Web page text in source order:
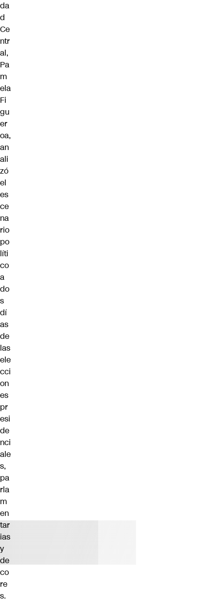
da
d
Ce
ntr
al,
Pa
m
ela
Fi
gu
er
oa,
an
ali
zó
el
es
ce
na
rio
po
líti
co
a
do
s
dí
as
de
las
ele
cci
on
es
pr
esi
de
nci
ale
s,
pa
rla
m
en
tar
ias
y
de
co
re
s.